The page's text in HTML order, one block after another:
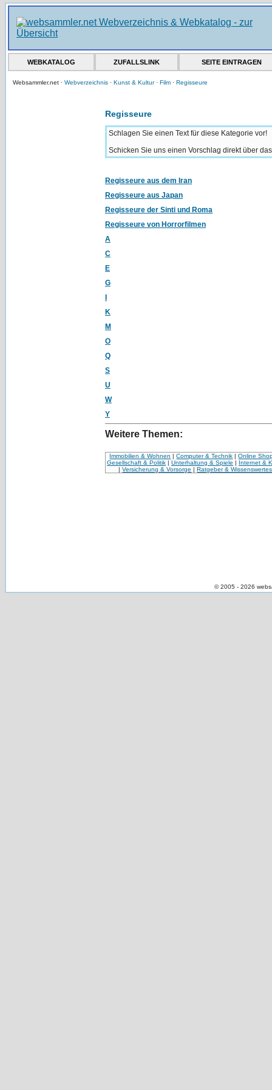
WEBKATALOG ZUFALLSLINK SEITE EINTRAGEN
Websammler.net · Webverzeichnis · Kunst & Kultur· Film · Regisseure
Regisseure
Schlagen Sie einen Text für diese Kategorie vor!
Schicken Sie uns einen Vorschlag direkt über
Regisseure aus dem Iran
Regisseure aus Japan
Regisseure der Sinti und Roma
Regisseure von Horrorfilmen
A
C
E
G
K
M
O
Q
S
U
W
Y
Weitere Themen:
Immobilien & Wohnen |Computer & Technik |Online
Gesellschaft & Politik | Unterhaltung & Spiele | Internet &
|Versicherung & Vorsorge |Ratgeber & Wissenswertes
© 2005 - 2026